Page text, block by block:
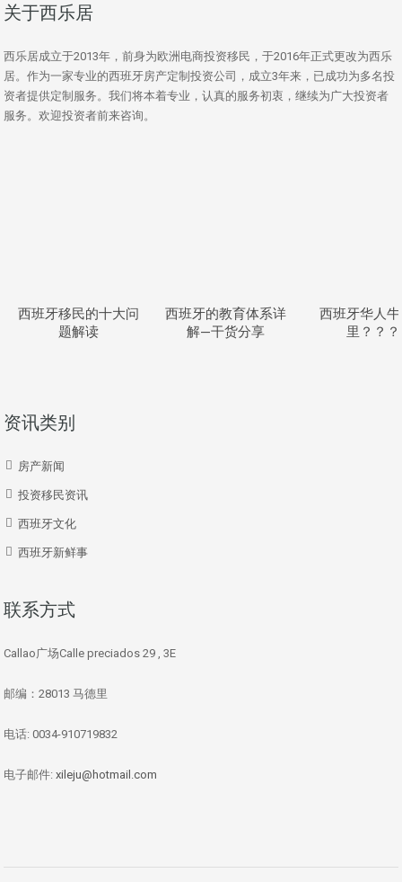
关于西乐居
西乐居成立于2013年，前身为欧洲电商投资移民，于2016年正式更改为西乐
居。作为一家专业的西班牙房产定制投资公司，成立3年来，已成功为多名投
资者提供定制服务。我们将本着专业，认真的服务初衷，继续为广大投资者
服务。欢迎投资者前来咨询。
西班牙移民的十大问
题解读
西班牙的教育体系详
解—干货分享
西班牙华人
里？？？
资讯类别
房产新闻
投资移民资讯
西班牙文化
西班牙新鲜事
联系方式
Callao广场Calle preciados 29 , 3E
邮编：28013 马德里
电话: 0034-910719832
电子邮件: xileju@hotmail.com